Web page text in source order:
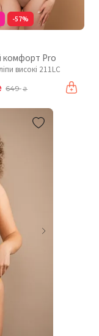
-57%
комфорт Pro
високі 211LC
649₴